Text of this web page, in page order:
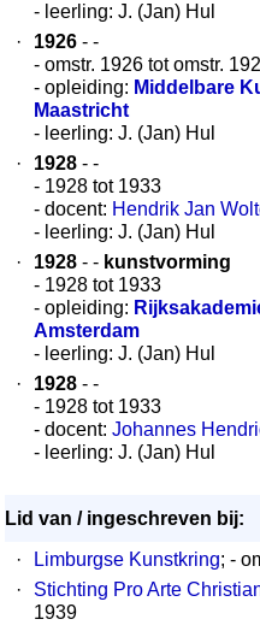
- leerling: J. (Jan) Hul
·
1926 - -
- omstr. 1926 tot omstr.
- opleiding: Middelbare
Maastricht
- leerling: J. (Jan) Hul
·
1928 - -
- 1928 tot 1933
- docent: Hendrik Jan
- leerling: J. (Jan) Hul
·
1928 - - kunstvorming
- 1928 tot 1933
- opleiding:
Amsterdam
- leerling: J. (Jan) Hul
·
1928 - -
- 1928 tot 1933
- docent: Johannes
- leerling: J. (Jan) Hul
Lid van / ingeschreven bij:
·
Limburgse Kunstkring; -
·
Stichting Pro Arte
1939